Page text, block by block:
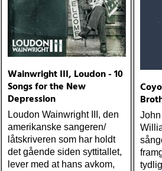
tom petty & the
heartbreakers : the live
anthology (reprise) ÅRETS
STUDIOÄSS: works
progress administration :
wpa (wpa records) ÅRETS
CÉLINE DION: zachary
richard : last kiss (artist
garage)
Time 9
Wainwright III, Loudon - 10
Songs for the New
Depression
Loudon Wainwright III, den
amerikanske sangeren/
låtskriveren som har holdt
det gående siden syttitallet,
lever med at hans avkom,